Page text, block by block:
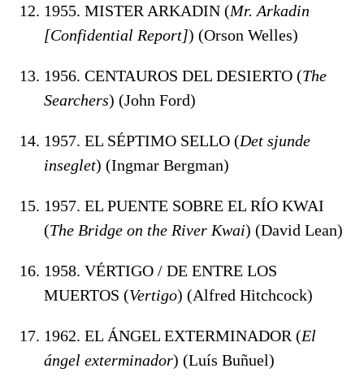
1955. MISTER ARKADIN (Mr. Arkadin
[Confidential Report]) (Orson Welles)
1956. CENTAUROS DEL DESIERTO (The
Searchers) (John Ford)
1957. EL SÉPTIMO SELLO (Det sjunde
inseglet) (Ingmar Bergman)
1957. EL PUENTE SOBRE EL RÍO KWAI
(The Bridge on the River Kwai) (David Lean)
1958. VÉRTIGO / DE ENTRE LOS
MUERTOS (Vertigo) (Alfred Hitchcock)
1962. EL ÁNGEL EXTERMINADOR (El
ángel exterminador) (Luís Buñuel)